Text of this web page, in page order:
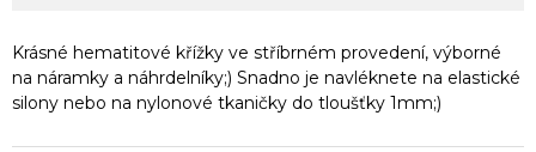
Krásné hematitové křížky ve stříbrném provedení, výborné
na náramky a náhrdelníky;) Snadno je navléknete na elastické
silony nebo na nylonové tkaničky do tloušťky 1mm;)